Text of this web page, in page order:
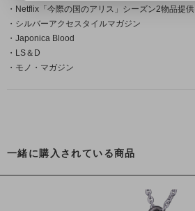
・Netflix「今際の国のアリス」シーズン2物品提供
・シルバーアクセスタイルマガジン
・Japonica Blood
・LS＆D
・モノ・マガジン
一緒に購入されている商品